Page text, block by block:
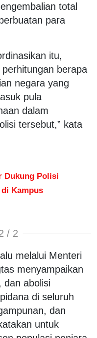
total
para
itu,
berapa
negara yang
pula
dalam
tersebut,” kata
Dukung Polisi
Kampus
/ 2
melalui Menteri
menyampaikan
dan abolisi
di seluruh
dan
untuk